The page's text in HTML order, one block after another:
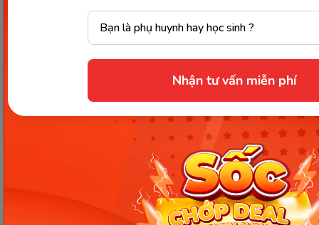
Nhận tư vấn miễn phí